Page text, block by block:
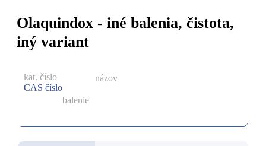
Olaquindox - iné balenia, čistota,
iný variant
kat. číslo
CAS číslo
názov
balenie